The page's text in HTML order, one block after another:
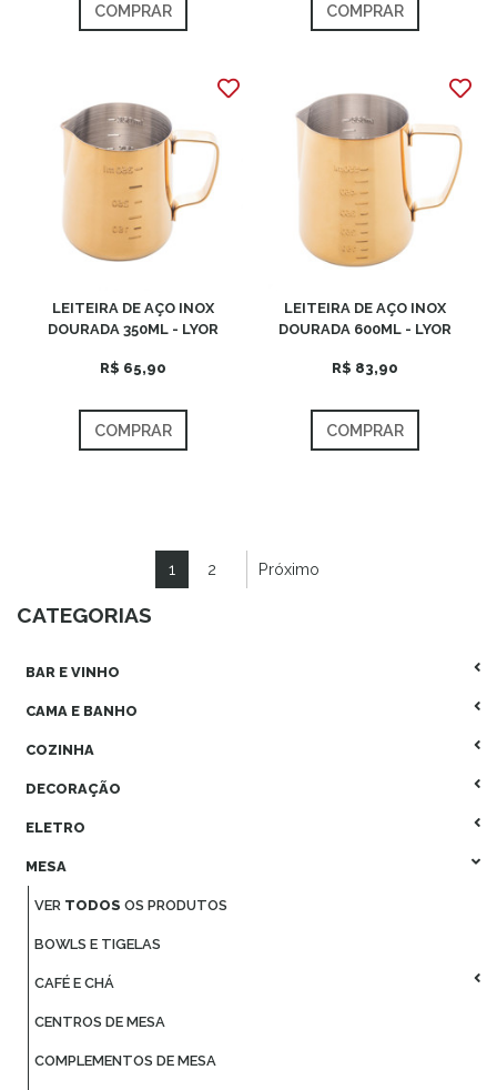
CATEGORIAS
BAR E VINHO
CAMA E BANHO
COZINHA
DECORAÇÃO
ELETRO
MESA
VER TODOS OS PRODUTOS
BOWLS E TIGELAS
CAFÉ E CHÁ
CENTROS DE MESA
COMPLEMENTOS DE MESA
COMPRAR COMPRAR
LEITEIRA DE AÇO INOX
DOURADA 350ML - LYOR
R$ 65,90
COMPRAR
LEITEIRA DE AÇO INOX
DOURADA 600ML - LYOR
R$ 83,90
COMPRAR
1 2 Próximo